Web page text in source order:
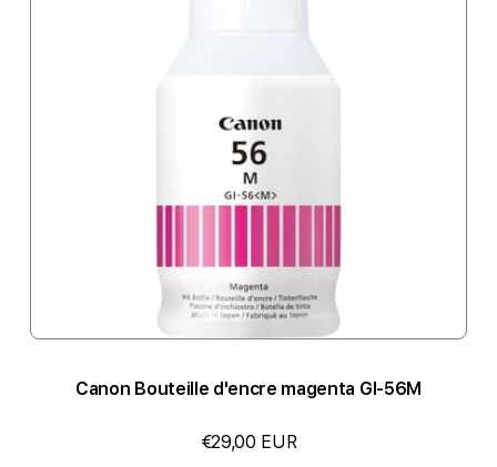
Canon Bouteille d'encre magenta GI-56M
€29,00 EUR